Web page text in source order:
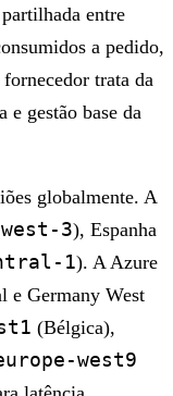
entre
a pedido,
trata da
e gestão base da
globalmente. A
3), Espanha
1). A Azure
e Germany West
(Bélgica),
west9